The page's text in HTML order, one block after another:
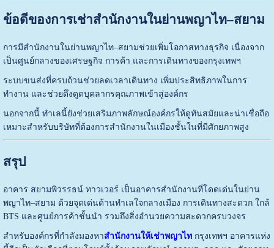
ข้อดีของการเช่าสำนักงานในย่านพญาไท–สยาม
การมีสำนักงานในย่านพญาไท–สยามช่วยเพิ่มโอกาสทางธุรกิจ เนื่องจาก
เป็นศูนย์กลางของเศรษฐกิจ การค้า และการเดินทางของกรุงเทพฯ
ระบบขนส่งที่ครบถ้วนช่วยลดเวลาเดินทาง เพิ่มประสิทธิภาพในการ
ทำงาน และช่วยดึงดูดบุคลากรคุณภาพเข้าสู่องค์กร
นอกจากนี้ ทำเลนี้ยังช่วยเสริมภาพลักษณ์องค์กรให้ดูทันสมัยและน่าเชื่อถือ
เหมาะสำหรับบริษัทที่ต้องการสำนักงานในเมืองชั้นในที่มีศักยภาพสูง
สรุป
อาคาร สยามพิวรรธน์ ทาวเวอร์ เป็นอาคารสำนักงานที่โดดเด่นในย่าน
พญาไท–สยาม ด้วยจุดเด่นด้านทำเลใจกลางเมือง การเดินทางสะดวก ใกล้
BTS และศูนย์การค้าชั้นนำ รวมถึงสิ่งอำนวยความสะดวกครบวงจร
สำหรับองค์กรที่กำลังมองหาสำนักงานให้เช่าพญาไทกรุงเทพฯ อาคารแห่ง